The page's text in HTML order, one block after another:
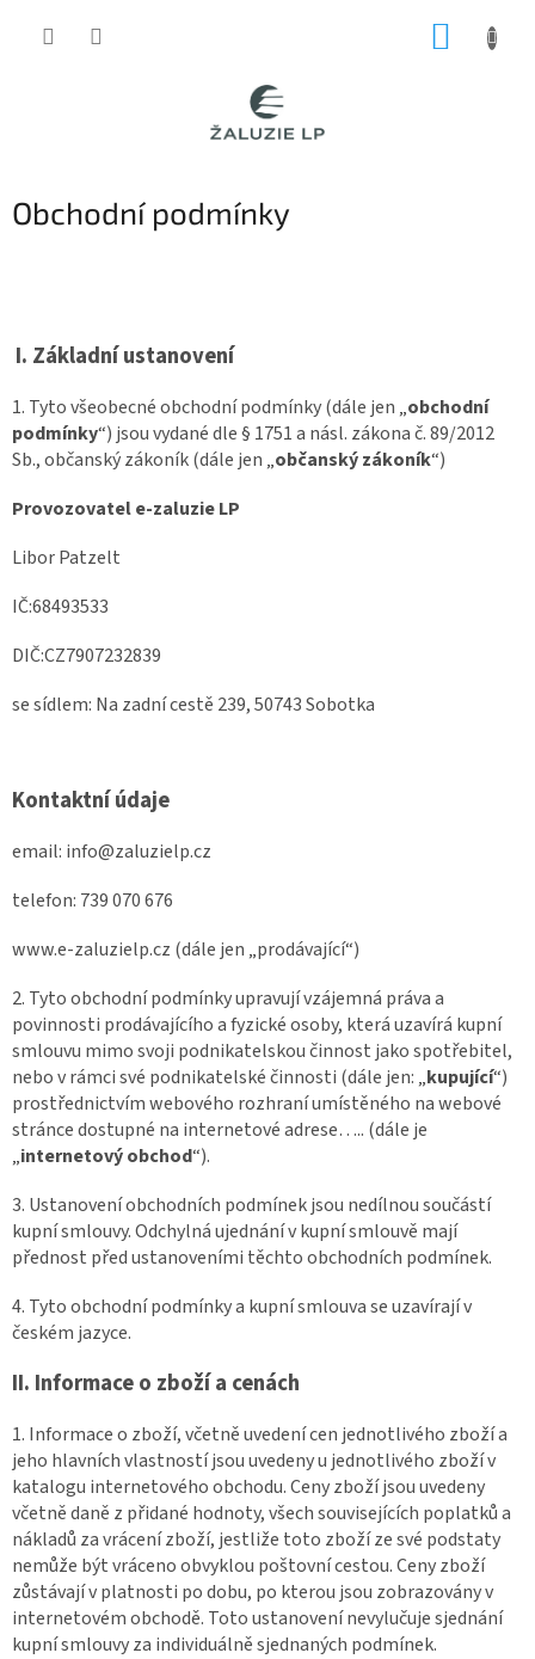
Obchodní podmínky
I. Základní ustanovení
1. Tyto všeobecné obchodní podmínky (dále jen „obchodní
podmínky“) jsou vydané dle § 1751 a násl. zákona č. 89/2012
Sb., občanský zákoník (dále jen „občanský zákoník“)
Provozovatel e-zaluzie LP
Libor Patzelt
IČ:68493533
DIČ:CZ7907232839
se sídlem: Na zadní cestě 239, 50743 Sobotka
Kontaktní údaje
email: info@zaluzielp.cz
telefon: 739 070 676
www.e-zaluzielp.cz (dále jen „prodávající“)
2. Tyto obchodní podmínky upravují vzájemná práva a
povinnosti prodávajícího a fyzické osoby, která uzavírá kupní
smlouvu mimo svoji podnikatelskou činnost jako spotřebitel,
nebo v rámci své podnikatelské činnosti (dále jen: „kupující“)
prostřednictvím webového rozhraní umístěného na webové
stránce dostupné na internetové adrese….. (dále je
„internetový obchod“).
3. Ustanovení obchodních podmínek jsou nedílnou součástí
kupní smlouvy. Odchylná ujednání v kupní smlouvě mají
přednost před ustanoveními těchto obchodních podmínek.
4. Tyto obchodní podmínky a kupní smlouva se uzavírají v
českém jazyce.
II. Informace o zboží a cenách
1. Informace o zboží, včetně uvedení cen jednotlivého zboží a
jeho hlavních vlastností jsou uvedeny u jednotlivého zboží v
katalogu internetového obchodu. Ceny zboží jsou uvedeny
včetně daně z přidané hodnoty, všech souvisejících poplatků a
nákladů za vrácení zboží, jestliže toto zboží ze své podstaty
nemůže být vráceno obvyklou poštovní cestou. Ceny zboží
zůstávají v platnosti po dobu, po kterou jsou zobrazovány v
internetovém obchodě. Toto ustanovení nevylučuje sjednání
kupní smlouvy za individuálně sjednaných podmínek.